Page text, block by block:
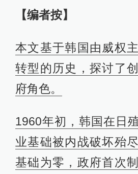
【编者按】
本文基于韩国由威权
转型的历史，探讨了
府角色。
1960年初，韩国在日
业基础被内战破坏殆
基础为零，政府首次